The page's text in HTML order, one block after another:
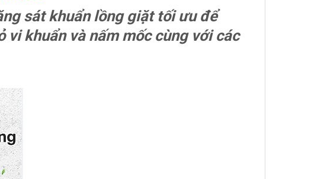
sát khuẩn lồng giặt tối ưu để
khuẩn và nấm mốc cùng với các